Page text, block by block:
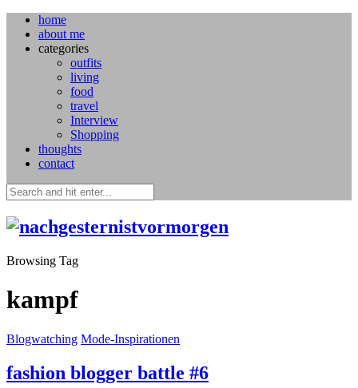
home
about me
categories
outfits
living
food
travel
Interview
Shopping
thoughts
contact
Browsing Tag
kampf
Blogwatching Mode-Inspirationen
fashion blogger battle #6